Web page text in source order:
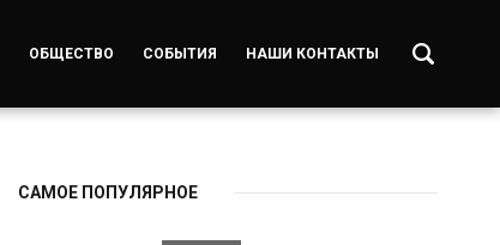
ОБЩЕСТВО СОБЫТИЯ НАШИ КОНТАКТЫ
САМОЕ ПОПУЛЯРНОЕ